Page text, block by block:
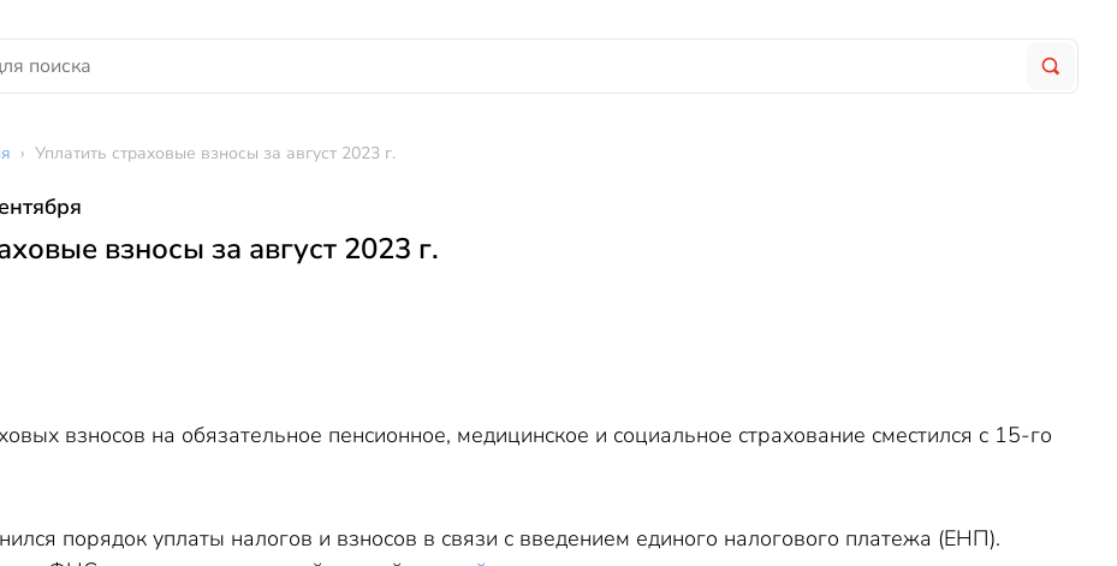
› Уплатить страховые взносы за август 2023 г.
взносы за август 2023 г.
взносов на обязательное пенсионное, медицинское и социальное страхование сместился с 15-го
порядок уплаты налогов и взносов в связи с введением единого налогового платежа (ЕНП).